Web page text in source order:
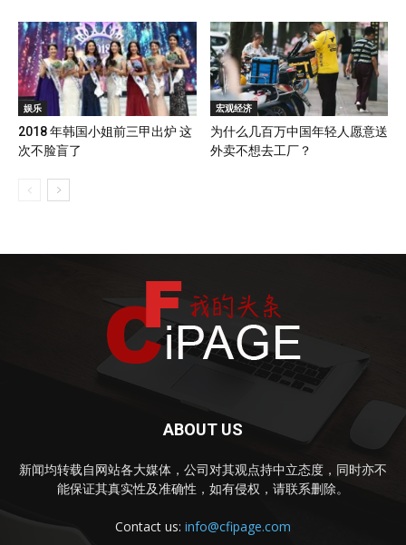
娱乐
2018 年韩国小姐前三甲出炉 这
次不脸盲了
宏观经济
为什么几百万中国年轻人愿意送
外卖不想去工厂？
ABOUT US
新闻均转载自网站各大媒体，公司对其观点持中立态度，同时亦不
能保证其真实性及准确性，如有侵权，请联系删除。
Contact us: info@cfipage.com